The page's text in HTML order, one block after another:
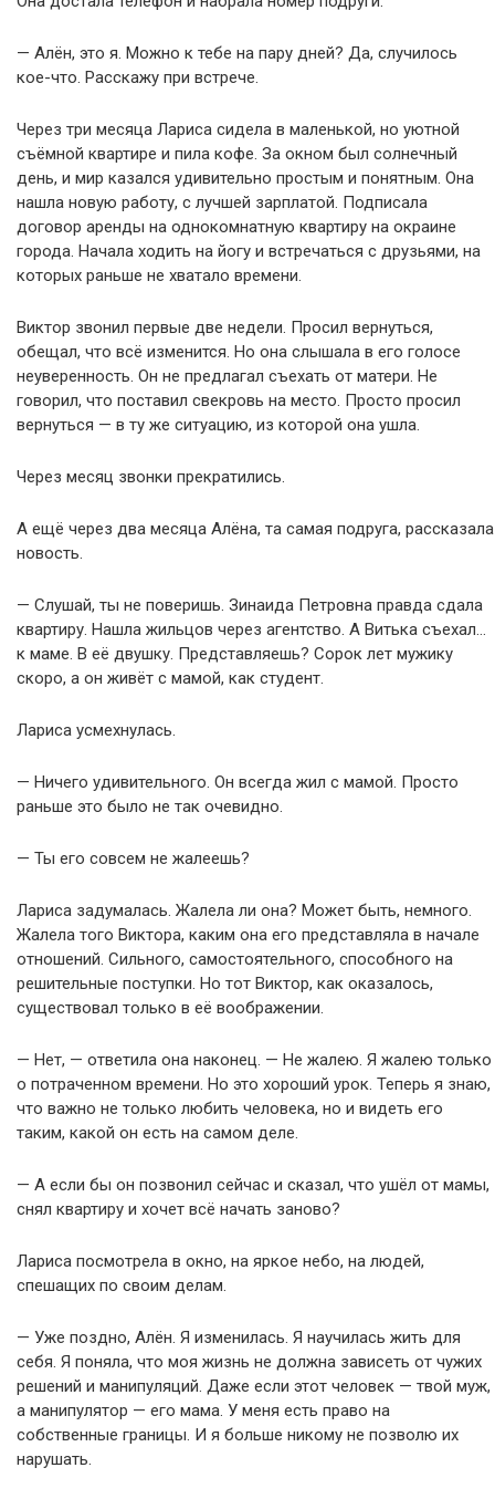
— Алён, это я. Можно к тебе на пару дней? Да, случилось
кое-что. Расскажу при встрече.
Через три месяца Лариса сидела в маленькой, но уютной
съёмной квартире и пила кофе. За окном был солнечный
день, и мир казался удивительно простым и понятным. Она
нашла новую работу, с лучшей зарплатой. Подписала
договор аренды на однокомнатную квартиру на окраине
города. Начала ходить на йогу и встречаться с друзьями, на
которых раньше не хватало времени.
Виктор звонил первые две недели. Просил вернуться,
обещал, что всё изменится. Но она слышала в его голосе
неуверенность. Он не предлагал съехать от матери. Не
говорил, что поставил свекровь на место. Просто просил
вернуться — в ту же ситуацию, из которой она ушла.
Через месяц звонки прекратились.
А ещё через два месяца Алёна, та самая подруга, рассказала
новость.
— Слушай, ты не поверишь. Зинаида Петровна правда сдала
квартиру. Нашла жильцов через агентство. А Витька съехал…
к маме. В её двушку. Представляешь? Сорок лет мужику
скоро, а он живёт с мамой, как студент.
Лариса усмехнулась.
— Ничего удивительного. Он всегда жил с мамой. Просто
раньше это было не так очевидно.
— Ты его совсем не жалеешь?
Лариса задумалась. Жалела ли она? Может быть, немного.
Жалела того Виктора, каким она его представляла в начале
отношений. Сильного, самостоятельного, способного на
решительные поступки. Но тот Виктор, как оказалось,
существовал только в её воображении.
— Нет, — ответила она наконец. — Не жалею. Я жалею только
о потраченном времени. Но это хороший урок. Теперь я знаю,
что важно не только любить человека, но и видеть его
таким, какой он есть на самом деле.
— А если бы он позвонил сейчас и сказал, что ушёл от мамы,
снял квартиру и хочет всё начать заново?
Лариса посмотрела в окно, на яркое небо, на людей,
спешащих по своим делам.
— Уже поздно, Алён. Я изменилась. Я научилась жить для
себя. Я поняла, что моя жизнь не должна зависеть от чужих
решений и манипуляций. Даже если этот человек — твой муж,
а манипулятор — его мама. У меня есть право на
собственные границы. И я больше никому не позволю их
нарушать.